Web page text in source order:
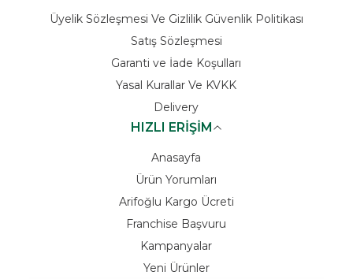
Üyelik Sözleşmesi Ve Gizlilik Güvenlik Politikası
Satış Sözleşmesi
Garanti ve İade Koşulları
Yasal Kurallar Ve KVKK
Delivery
HIZLI ERİŞİM
Anasayfa
Ürün Yorumları
Arifoğlu Kargo Ücreti
Franchise Başvuru
Kampanyalar
Yeni Ürünler